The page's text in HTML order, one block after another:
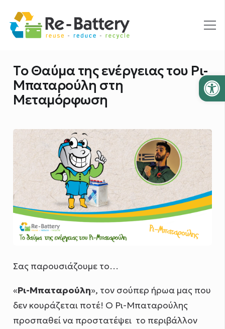
Το Θαύμα της ενέργειας του Ρι-
Μπαταρούλη στη
Μεταμόρφωση
Σας παρουσιάζουμε το…
«Ρι-Μπαταρούλη», τον σούπερ ήρωα μας που
δεν κουράζεται ποτέ! Ο Ρι-Μπαταρούλης
προσπαθεί να προστατέψει το περιβάλλον